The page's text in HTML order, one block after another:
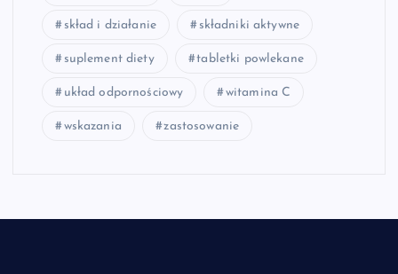
skład i działanie składniki aktywne
suplement diety tabletki powlekane
układ odpornościowy witamina C
wskazania zastosowanie